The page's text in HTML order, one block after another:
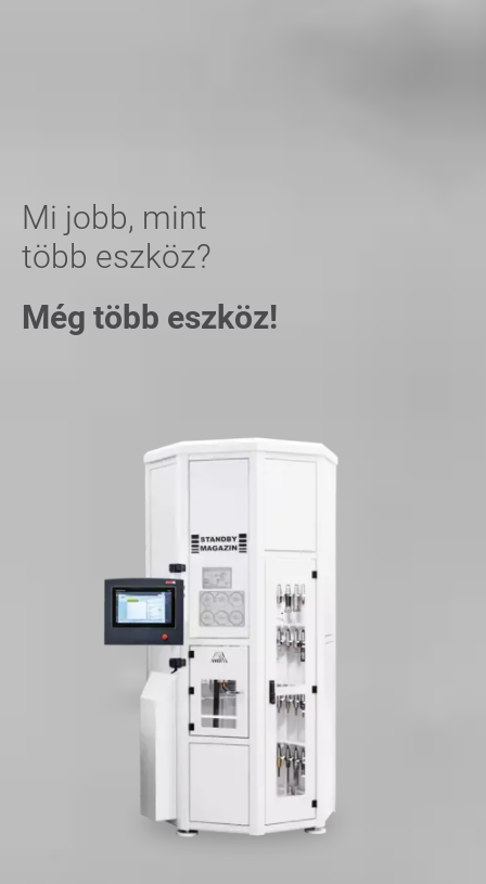
Mi jobb, mint
több eszköz?
Még több eszköz!